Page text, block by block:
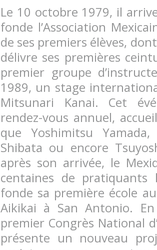
Le 10 octobre 1979, il
fonde l’Association
de ses premiers élèves,
délivre ses premières
premier groupe
1989, un stage
Mitsunari Kanai. Cet
rendez-vous annuel,
que Yoshimitsu
Shibata ou encore
après son arrivée, le
centaines de pratiquants
fonde sa première école
Aikikai à San Antonio.
premier Congrès National
présente un nouveau